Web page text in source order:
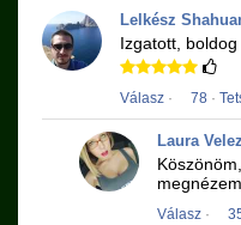
Lelkész
Izgatott,
Válasz · 78 ·
Laura
Válasz ·